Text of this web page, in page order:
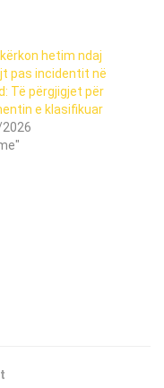
hetim ndaj
pas incidentit në
Të përgjigjet për
e klasifikuar